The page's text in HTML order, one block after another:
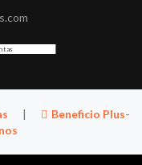
|
Beneficio Plus-